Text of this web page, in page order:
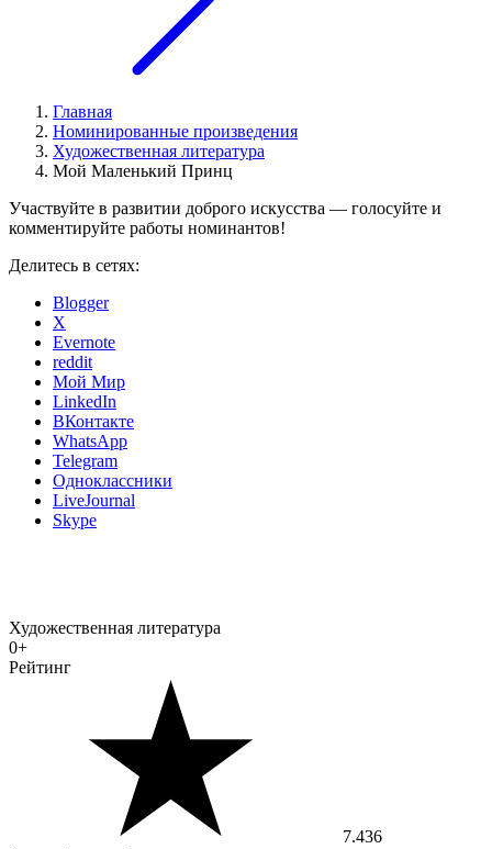
Главная
Номинированные произведения
Художественная литература
Мой Маленький Принц
Участвуйте в развитии доброго искусства — голосуйте и
комментируйте работы номинантов!
Делитесь в сетях:
Blogger
X
Evernote
reddit
Мой Мир
LinkedIn
ВКонтакте
WhatsApp
Telegram
Одноклассники
LiveJournal
Skype
Художественная литература
0+
Рейтинг
7.436